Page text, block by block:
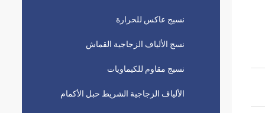
نسيج عاكس للحرارة
نسج الألياف الزجاجية القماش
نسيج مقاوم للكيماويات
الألياف الزجاجية الشريط حبل الأكمام